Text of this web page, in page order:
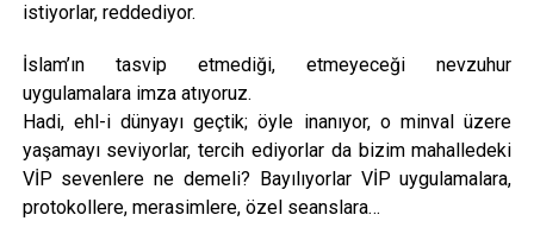
istiyorlar, reddediyor.
İslam’ın tasvip etmediği, etmeyeceği nevzuhur
uygulamalara imza atıyoruz.
Hadi, ehl-i dünyayı geçtik; öyle inanıyor, o minval üzere
yaşamayı seviyorlar, tercih ediyorlar da bizim mahalledeki
VİP sevenlere ne demeli? Bayılıyorlar VİP uygulamalara,
protokollere, merasimlere, özel seanslara…